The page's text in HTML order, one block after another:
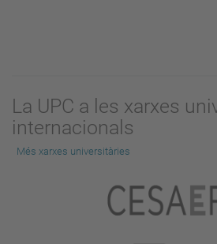
La UPC a les xarxes
internacionals
Més xarxes universitàries